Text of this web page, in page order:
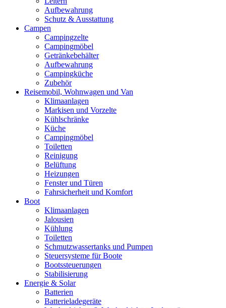
Aufbewahrung
Schutz & Ausstattung
Campen
Campingzelte
Campingmöbel
Getränkebehälter
Aufbewahrung
Campingküche
Zubehör
Reisemobil, Wohnwagen und Van
Klimaanlagen
Markisen und Vorzelte
Kühlschränke
Küche
Campingmöbel
Toiletten
Reinigung
Belüftung
Heizungen
Fenster und Türen
Fahrsicherheit und Komfort
Boot
Klimaanlagen
Jalousien
Kühlung
Toiletten
Schmutzwassertanks und Pumpen
Steuersysteme für Boote
Bootssteuerungen
Stabilisierung
Energie & Solar
Batterien
Batterieladegeräte